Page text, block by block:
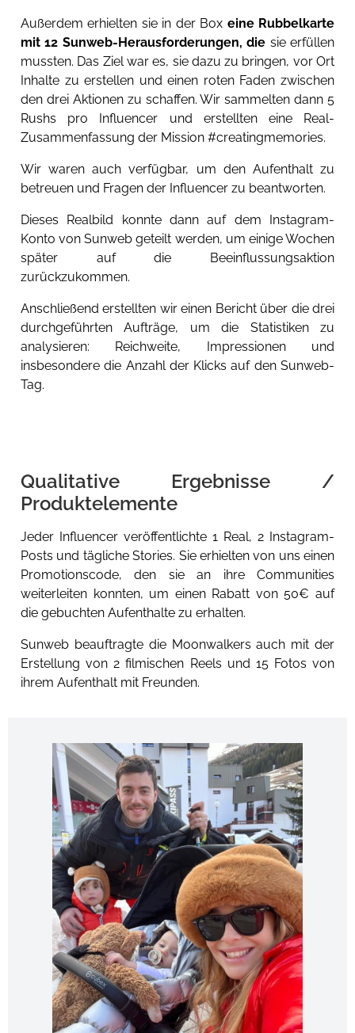
Außerdem erhielten sie in der Box eine Rubbelkarte
mit 12 Sunweb-Herausforderungen, die sie erfüllen
mussten. Das Ziel war es, sie dazu zu bringen, vor Ort
Inhalte zu erstellen und einen roten Faden zwischen
den drei Aktionen zu schaffen. Wir sammelten dann 5
Rushs pro Influencer und erstellten eine Real-
Zusammenfassung der Mission #creatingmemories.
Wir waren auch verfügbar, um den Aufenthalt zu
betreuen und Fragen der Influencer zu beantworten.
Dieses Realbild konnte dann auf dem Instagram-
Konto von Sunweb geteilt werden, um einige Wochen
später auf die Beeinflussungsaktion
zurückzukommen.
Anschließend erstellten wir einen Bericht über die drei
durchgeführten Aufträge, um die Statistiken zu
analysieren: Reichweite, Impressionen und
insbesondere die Anzahl der Klicks auf den Sunweb-
Tag.
Qualitative Ergebnisse /
Produktelemente
Jeder Influencer veröffentlichte 1 Real, 2 Instagram-
Posts und tägliche Stories. Sie erhielten von uns einen
Promotionscode, den sie an ihre Communities
weiterleiten konnten, um einen Rabatt von 50€ auf
die gebuchten Aufenthalte zu erhalten.
Sunweb beauftragte die Moonwalkers auch mit der
Erstellung von 2 filmischen Reels und 15 Fotos von
ihrem Aufenthalt mit Freunden.